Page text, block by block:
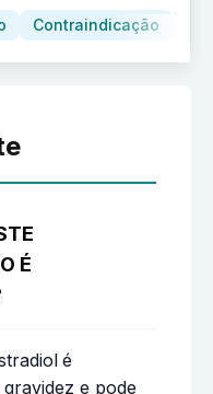
Contraindicação
É
é
e pode